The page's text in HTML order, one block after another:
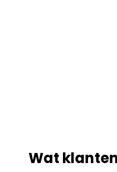
Wat